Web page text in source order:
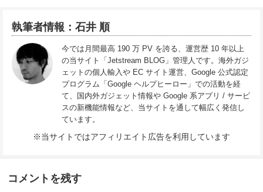
執筆者情報：石井 順
今では月間最高 190 万 PV を誇る、運営歴 10 年以上
の当サイト「Jetstream BLOG」管理人です。海外ガジ
ェットの個人輸入や EC サイト運営、Google 公式認定
プログラム「Google ヘルプヒーロー」での活動を経
て、国内外ガジェット情報や Google 系アプリ / サービ
スの新機能情報など、当サイトを通して幅広く発信し
ています。
※当サイトではアフィリエイト広告を利用しています
コメントを残す